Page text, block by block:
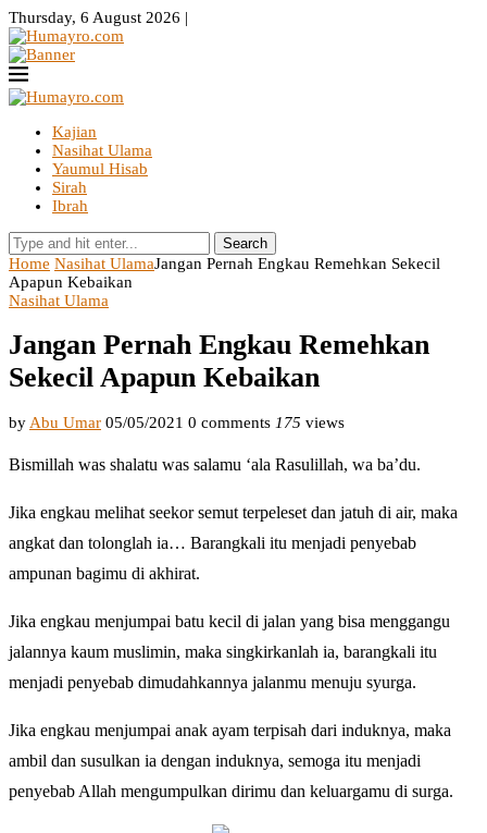
Thursday, 6 August 2026 |
Kajian
Nasihat Ulama
Yaumul Hisab
Sirah
Ibrah
Search
Home Nasihat UlamaJangan Pernah Engkau Remehkan Sekecil
Apapun Kebaikan
Nasihat Ulama
Jangan Pernah Engkau Remehkan
Sekecil Apapun Kebaikan
by Abu Umar 05/05/2021 0 comments 175 views
Bismillah was shalatu was salamu ‘ala Rasulillah, wa ba’du.
Jika engkau melihat seekor semut terpeleset dan jatuh di air, maka
angkat dan tolonglah ia… Barangkali itu menjadi penyebab
ampunan bagimu di akhirat.
Jika engkau menjumpai batu kecil di jalan yang bisa menggangu
jalannya kaum muslimin, maka singkirkanlah ia, barangkali itu
menjadi penyebab dimudahkannya jalanmu menuju syurga.
Jika engkau menjumpai anak ayam terpisah dari induknya, maka
ambil dan susulkan ia dengan induknya, semoga itu menjadi
penyebab Allah mengumpulkan dirimu dan keluargamu di surga.